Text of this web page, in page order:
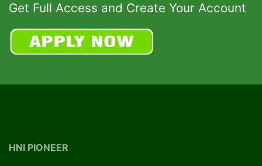
Get Full Access and Create Your Account
HNI PIONEER